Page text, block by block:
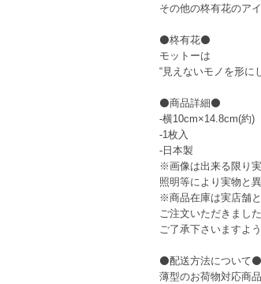
その他の柊有花のア
⚫柊有花⚫
モットーは
“見えないモノを形に
⚫商品詳細⚫
-横10cm×14.8cm(約)
-1枚入
-日本製
※画像は出来る限り
照明等により実物と
※商品在庫は実店舗
ご注文いただきまし
ご了承下さいますよ
⚫配送方法について⚫
薄型のお荷物対応商品